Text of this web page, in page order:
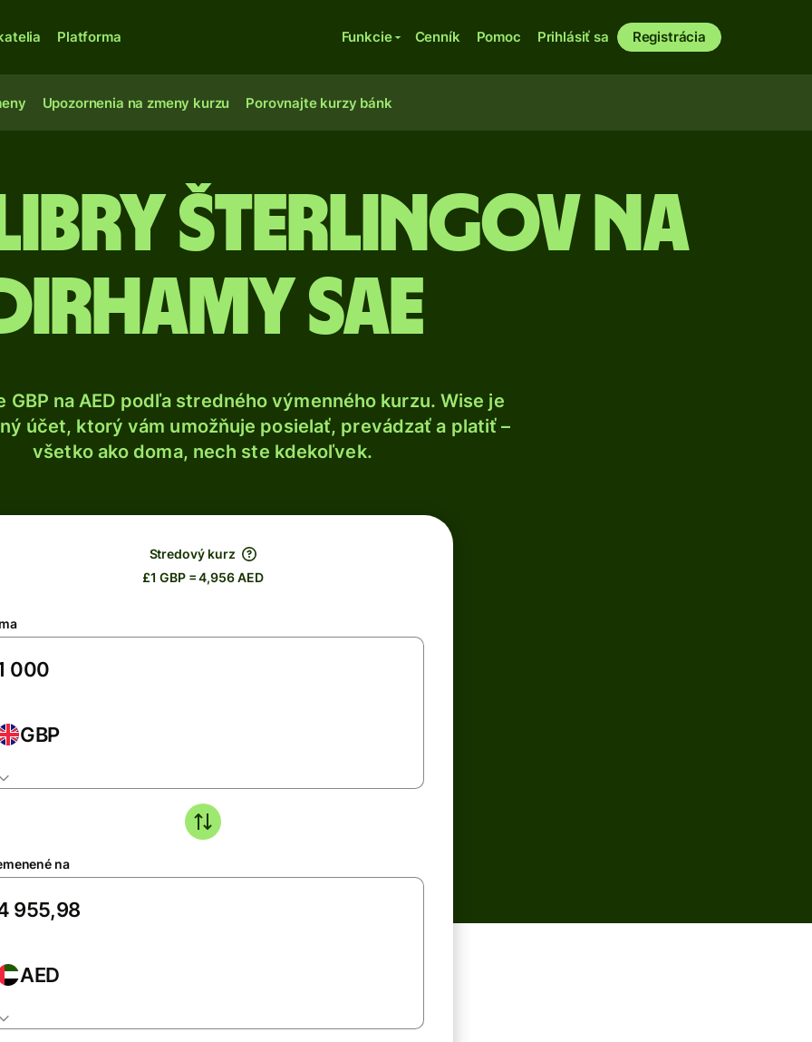
Platforma Funkcie Cenník Pomoc Prihlásiť sa Registrácia
Upozornenia na zmeny kurzu Porovnajte kurzy bánk
šterlingov na
SAE
GBP na AED podľa stredného výmenného kurzu. Wise je
účet, ktorý vám umožňuje posielať, prevádzať a platiť –
všetko ako doma, nech ste kdekoľvek.
Stredový kurz
£1 GBP = 4,956 AED
GBP
na
AED